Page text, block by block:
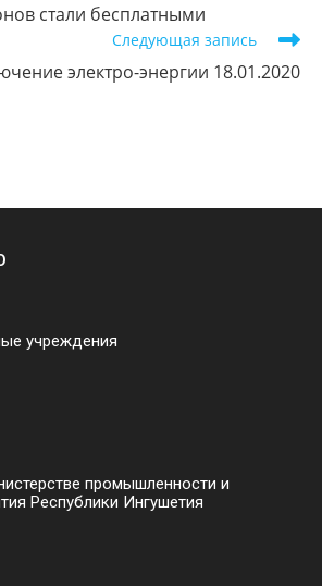
стали бесплатными
Следующая запись
электро-энергии 18.01.2020
учреждения
промышленности и
Республики Ингушетия